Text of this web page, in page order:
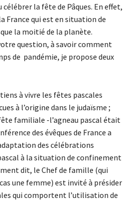
la fête de Pâques. En effet,
France qui est en situation de
la moitié de la planète.
question, à savoir comment
de pandémie, je propose deux
à vivre les fêtes pascales
à l’origine dans le judaïsme ;
familiale -l’agneau pascal était
des évêques de France a
des célébrations
à la situation de confinement
dit, le Chef de famille (qui
une femme) est invité à présider
qui comportent l’utilisation de